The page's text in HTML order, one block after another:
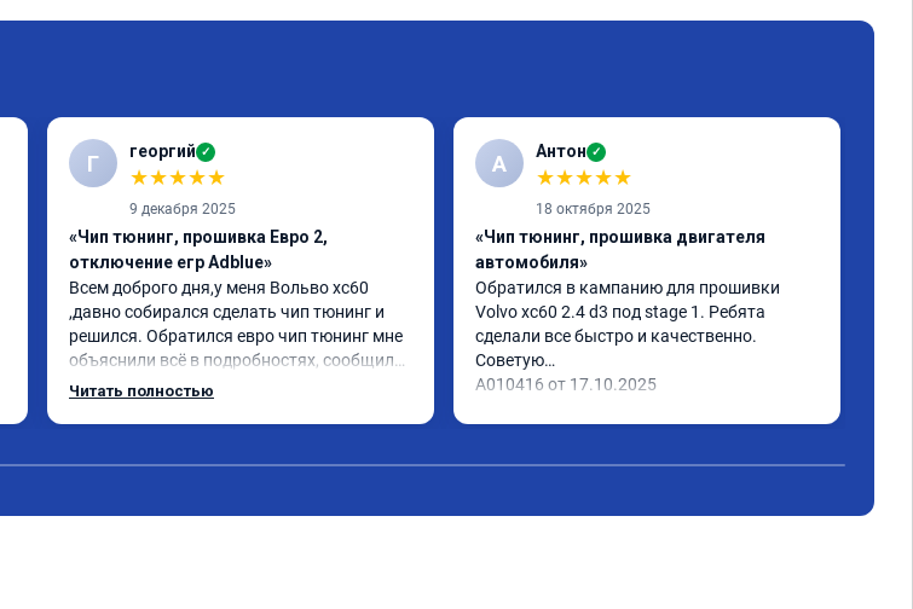
Г георгий ✓
★★★★★
9 декабря 2025
«Чип тюнинг, прошивка Евро 2,
отключение егр Adblue»
Всем доброго дня,у меня Вольво xc60
,давно собирался сделать чип тюнинг и
решился. Обратился евро чип тюнинг мне
объяснили всё в подробностях, сообщили
сумму записали. Приехал в назначенное
Читать полностью
А Антон ✓
★★★★★
18 октября 2025
«Чип тюнинг, прошивка двигателя
автомобиля»
Обратился в кампанию для прошивки
Volvo xc60 2.4 d3 под stage 1. Ребята
сделали все быстро и качественно.
Советую
А010416 от 17.10.2025